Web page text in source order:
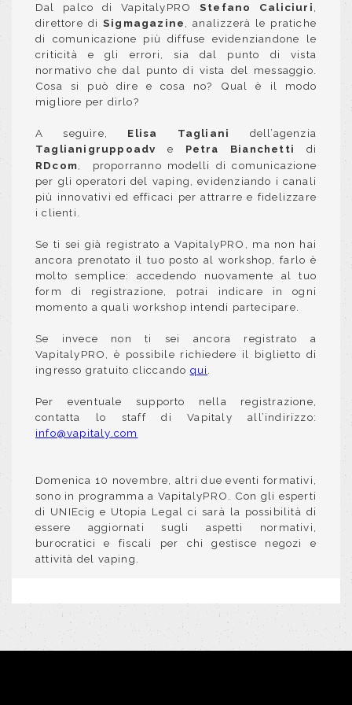
Dal palco di VapitalyPRO Stefano Caliciuri
direttore di Sigmagazine
, analizzerà le pratiche
di comunicazione più diffuse evidenziandone le
criticità e gli errori, sia dal punto di vista
normativo che dal punto di vista del messaggio.
Cosa si può dire e cosa no? Qual è il modo
migliore per dirlo?
A seguire, Elisa Tagliani
dell’agenzia
Taglianigruppoadv e Petra Bianchetti di
RDcom
proporranno modelli di comunicazione
per gli operatori del vaping, evidenziando i canali
più innovativi ed efficaci per attrarre e fidelizzare
i clienti.
Se ti sei già registrato a VapitalyPRO, ma non hai
ancora prenotato il tuo posto al workshop, farlo è
molto semplice: accedendo nuovamente al tuo
form di registrazione, potrai indicare in ogni
momento a quali workshop intendi partecipare.
Se invece non ti sei ancora registrato a
VapitalyPRO, è possibile richiedere il biglietto di
ingresso gratuito cliccando qui
Per eventuale supporto nella registrazione,
contatta lo staff di Vapitaly all’indirizzo:
info@vapitaly.com
Domenica 10 novembre, altri due eventi formativi,
sono in programma a VapitalyPRO. Con gli esperti
di UNIEcig e Utopia Legal ci sarà la possibilità di
essere aggiornati sugli aspetti normativi,
burocratici e fiscali per chi gestisce negozi e
attività del vaping.